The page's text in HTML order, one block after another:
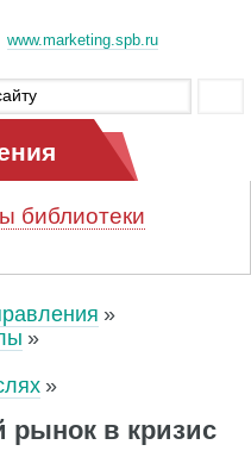
www.marketing.spb.ru
библиотеки
рынок в кризис